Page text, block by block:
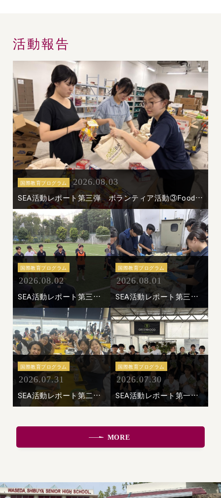
活動報告
国際教育プログラム 2026.08.03
SEA活動レポート第三弾 ボランティア活動③Food Bank Singapore
国際教育プログラム
2026.08.02
SEA活動レポート第三弾 ボランティア活動②サッカークリニック
国際教育プログラム
2026.08.01
SEA活動レポート第三弾 ボランティア活動①Krsna's Free Meals
国際教育プログラム
2026.07.31
SEA活動レポート第二弾 現地校体験：River Valley High Schoolを訪問
国際教育プログラム
2026.07.30
SEA活動レポート第一弾 施設訪問③Urban Farm
MORE